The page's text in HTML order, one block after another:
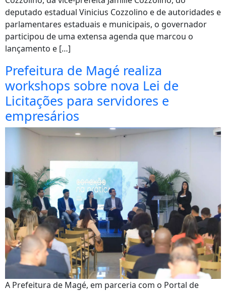
deputado estadual Vinicius Cozzolino e de autoridades e
parlamentares estaduais e municipais, o governador
participou de uma extensa agenda que marcou o
lançamento e […]
Prefeitura de Magé realiza
workshops sobre nova Lei de
Licitações para servidores e
empresários
A Prefeitura de Magé, em parceria com o Portal de